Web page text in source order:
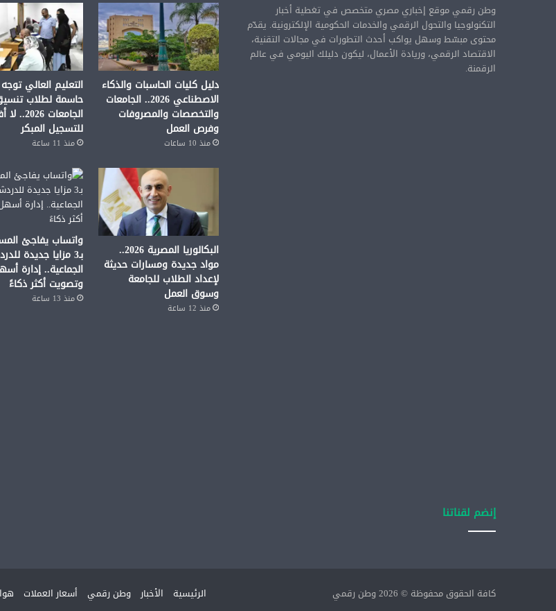
وطن رقمي موقع إخباري مصري متخصص في تغطية أخبار
التكنولوجيا والتحول الرقمي والخدمات الحكومية الإلكترونية. يقدّم
محتوى مبسّط وسهل يواكب أحدث التطورات في مجالات التقنية،
الاقتصاد الرقمي، وريادة الأعمال، ليكون دليلك اليومي في عالم
الرقمنة.
إنضم لقناتنا
دليل كليات الحاسبات والذكاء
الاصطناعي 2026.. الجامعات
والتخصصات والمصروفات
وفرص العمل
منذ 10 ساعات
التعليم العالي
حاسمة لطلاب
الجامعات
للتسجيل المبكر
منذ 11 ساعة
البكالوريا المصرية 2026..
مواد جديدة ومسارات حديثة
لإعداد الطلاب للجامعة
وسوق العمل
منذ 12 ساعة
واتساب يفاجئ
بـ3 مزايا جديدة
الجماعية.. إدارة
وتصويت أكثر ذكاءً
منذ 13 ساعة
كافة الحقوق محفوظة © 2026 وطن رقمي الرئيسية الأخبار وطن رقمي أسعار العملات